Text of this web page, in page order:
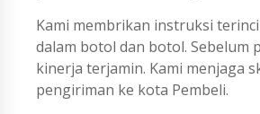
Kami membrikan instruksi
dalam botol dan botol. Sebelum
kinerja terjamin. Kami menjaga
pengiriman ke kota Pembeli.